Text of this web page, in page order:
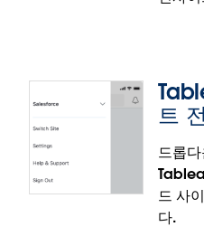
Tableau Exchange를 통
확장 프로그램을 통합 문서
새롭게 향상된 기능으로 크
성하고 텍스트 열의 별칭을
적인 서식 지정 컨트롤을
의 추가된 유연성 중에서
인, 색상 교차를 좀 더 직접
Tableau Pulse: 다
웹과 모바일에서 모두 현
트
드롭
드 사
다.